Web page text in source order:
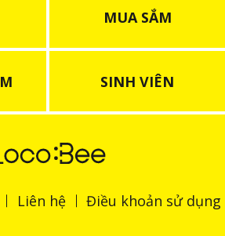
MUA SẮM
SINH VIÊN
Liên hệ Điều khoản sử dụng